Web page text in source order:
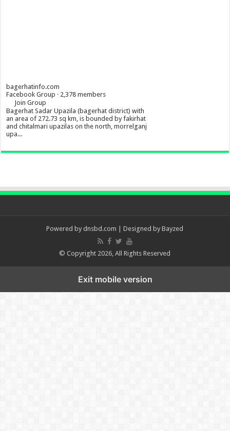
bagerhatinfo.com
Facebook Group · 2,378 members
Join Group
Bagerhat Sadar Upazila (bagerhat district) with
an area of 272.73 sq km, is bounded by fakirhat
and chitalmari upazilas on the north, morrelganj
upa...
Powered by dnsbd.com | Designed byBayzed
© Copyright 2026, All Rights Reserved
Exit mobile version